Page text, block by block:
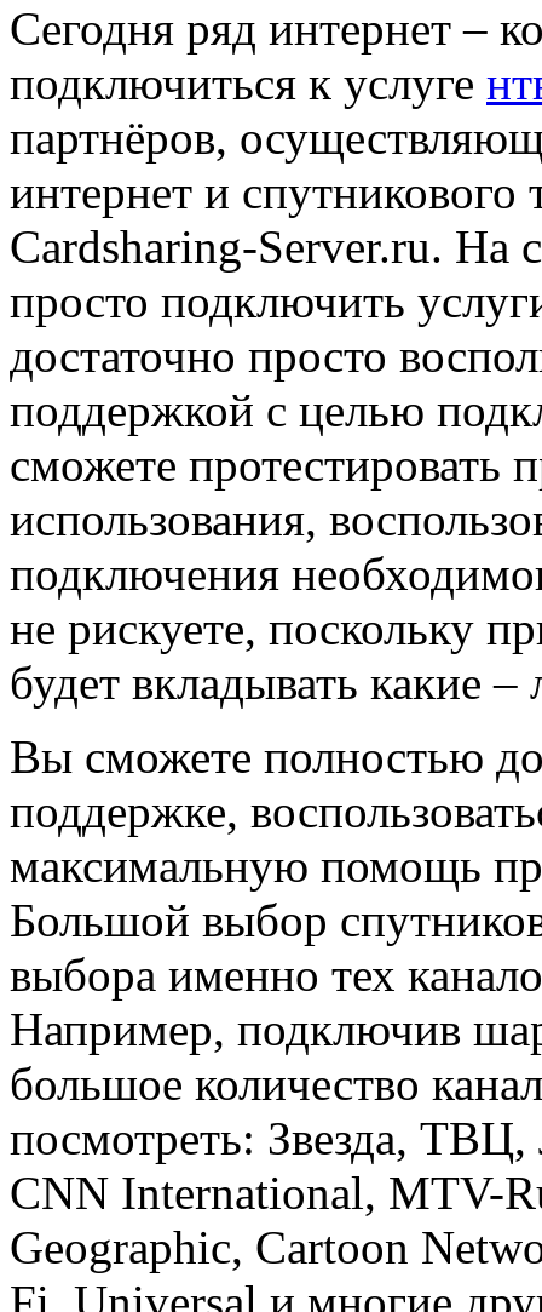
Сегодня ряд интернет –
подключиться к услуге
партнёров,
интернет и спутникового
Cardsharing-Server.ru. На
просто подключить
достаточно просто
поддержкой с целью
сможете протестировать
использования,
подключения
не рискуете, поскольку
будет вкладывать какие –
Вы сможете полностью
поддержке,
максимальную помощь
Большой выбор
выбора именно тех
Например, подключив
большое количество
посмотреть: Звезда,
CNN International, MTV-
Geographic, Cartoon
Fi, Universal и многие